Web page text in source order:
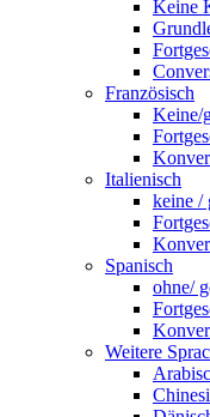
Keine
Französisch
Keine/
Italienisch
keine /
Spanisch
ohne/
Weitere